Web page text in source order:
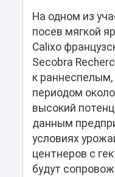
На одном из
посев мягкой
Calixo
Secobra
к
периодом
высокий
данным
условиях
центнеров с
будут